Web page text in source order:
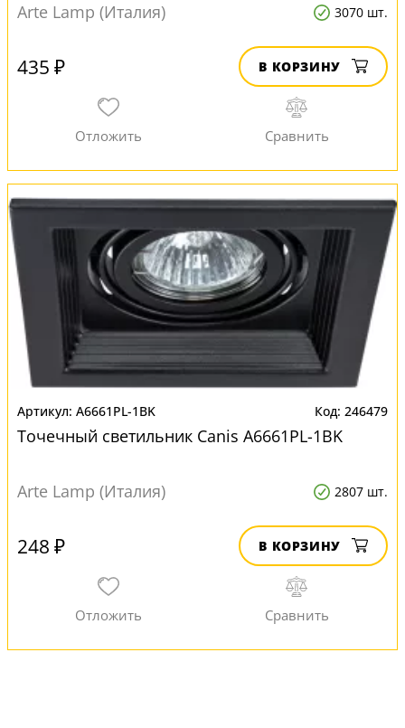
Arte Lamp (Италия) 3070 шт.
435 ₽ В КОРЗИНУ
A6661PL-1BK 246479
Точечный светильник Canis A6661PL-1BK
Arte Lamp (Италия) 2807 шт.
248 ₽ В КОРЗИНУ